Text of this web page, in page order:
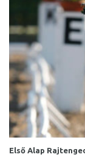
Első Alap